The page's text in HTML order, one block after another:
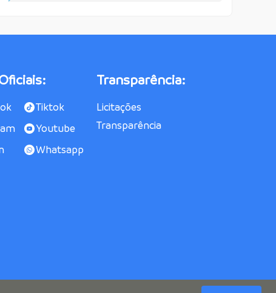
Tiktok
Youtube
Whatsapp
Transparência:
Licitações
Transparência